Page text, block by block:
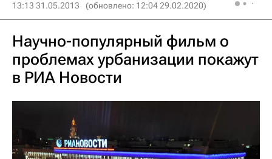
13:13 31.05.2013 (обновлено: 12:04 29.02.2020)
Научно-популярный фильм о
проблемах урбанизации покажут
в РИА Новости